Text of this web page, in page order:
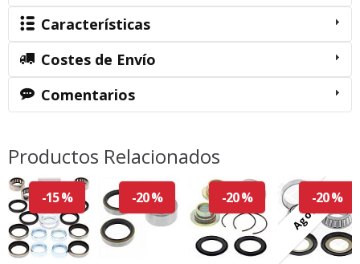
Características
Costes de Envío
Comentarios
Productos Relacionados
-15 % -20 % -20 % Agotado
-20 %